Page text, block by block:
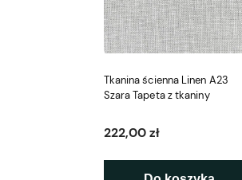
Tkanina ścienna Linen A23
Szara Tapeta z tkaniny
222,00 zł